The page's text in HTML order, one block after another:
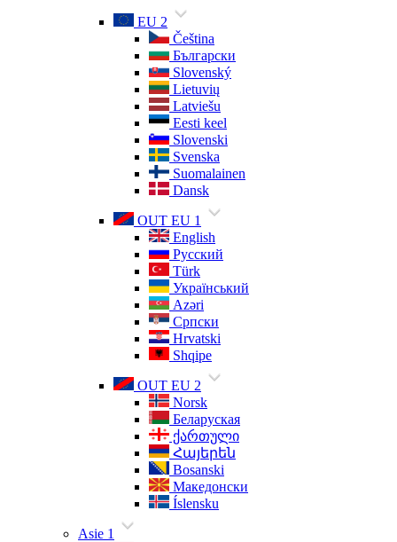
EU 2
Čeština
Български
Slovenský
Lietuvių
Latviešu
Eesti keel
Slovenski
Svenska
Suomalainen
Dansk
OUT EU 1
English
Русский
Türk
Український
Azəri
Српски
Hrvatski
Shqipe
OUT EU 2
Norsk
Беларуская
ქართული
Հայերեն
Bosanski
Македонски
Íslensku
Asie 1